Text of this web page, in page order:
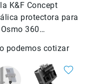
K&F Concept
protectora para
360
podemos cotizar